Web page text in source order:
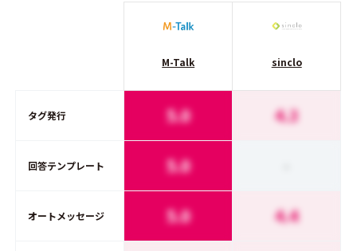
M-Talk sinclo
タグ発行 5.0 4.3
回答テンプレート 5.0
オートメッセージ 5.0 4.4